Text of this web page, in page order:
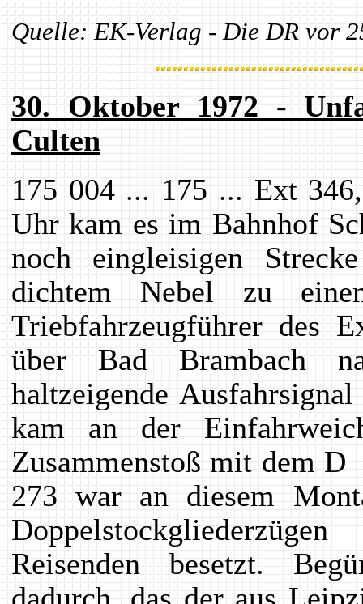
Quelle: EK-Verlag - Die DR vor
30. Oktober 1972 -
Culten
175 004 ... 175 ... Ext
Uhr kam es im Bahnhof
noch eingleisigen
dichtem Nebel zu
Triebfahrzeugführer des
über Bad Brambach
haltzeigende
kam an der
Zusammenstoß mit dem
273 war an diesem
Reisenden besetzt.